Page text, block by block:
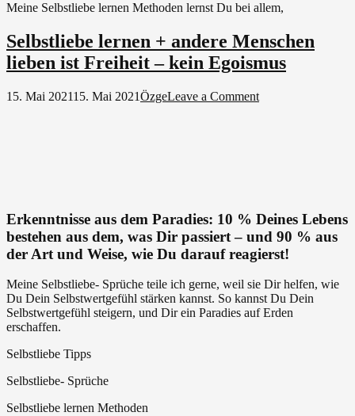
Meine Selbstliebe lernen Methoden lernst Du bei allem,
Selbstliebe lernen + andere Menschen
lieben ist Freiheit – kein Egoismus
15. Mai 202115. Mai 2021ÖzgeLeave a Commenton
–
kein
Egoismus
Erkenntnisse aus dem Paradies: 10 % Deines Lebens
bestehen aus dem, was Dir passiert – und 90 % aus
der Art und Weise, wie Du darauf reagierst!
Meine Selbstliebe- Sprüche teile ich gerne, weil sie Dir helfen, wie
Du Dein Selbstwertgefühl stärken kannst. So kannst Du Dein
Selbstwertgefühl steigern, und Dir ein Paradies auf Erden
erschaffen.
Selbstliebe Tipps
Selbstliebe- Sprüche
Selbstliebe lernen Methoden